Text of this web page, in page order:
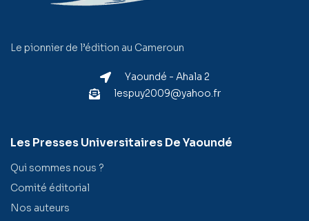
Le pionnier de l’édition au Cameroun
Yaoundé - Ahala 2
lespuy2009@yahoo.fr
Les Presses Universitaires De Yaoundé
Qui sommes nous ?
Comité éditorial
Nos auteurs